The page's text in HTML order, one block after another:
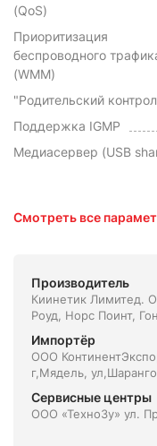
(QoS)
Приоритизация
беспроводного
(WMM)
"Родительский
Поддержка IGMP
Медиасервер (USB
Смотреть все
Производитель
Киинетик Лимитед.
Роуд, Норс Поинт,
Импортёр
ООО
г,Мядель,
Сервисные центры
ООО «ТехноЗу» ул.